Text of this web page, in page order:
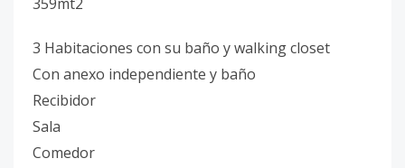
3 Habitaciones con su baño y walking closet
Con anexo independiente y baño
Recibidor
Sala
Comedor